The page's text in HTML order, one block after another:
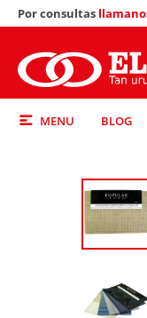
MENU BLOG
Por consultas